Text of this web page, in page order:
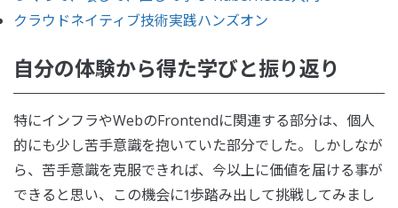
クラウドネイティブ技術実践ハンズオン
自分の体験から得た学びと振り返り
特にインフラやWebのFrontendに関連する部分は、個人
的にも少し苦手意識を抱いていた部分でした。しかしなが
ら、苦手意識を克服できれば、今以上に価値を届ける事が
できると思い、この機会に1歩踏み出して挑戦してみまし